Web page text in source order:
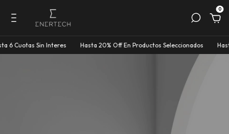
0
Cuotas Sin Interes Hasta 20% Off En Productos Seleccionados Hasta